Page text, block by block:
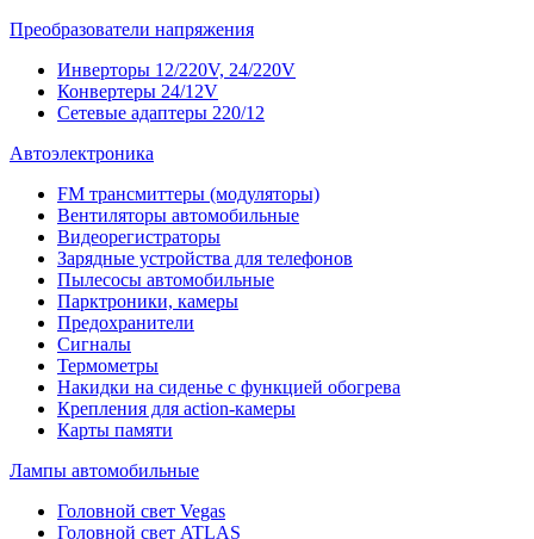
Преобразователи напряжения
Инверторы 12/220V, 24/220V
Конвертеры 24/12V
Сетевые адаптеры 220/12
Автоэлектроника
FM трансмиттеры (модуляторы)
Вентиляторы автомобильные
Видеорегистраторы
Зарядные устройства для телефонов
Пылесосы автомобильные
Парктроники, камеры
Предохранители
Сигналы
Термометры
Накидки на сиденье с функцией обогрева
Крепления для action-камеры
Карты памяти
Лампы автомобильные
Головной свет Vegas
Головной свет ATLAS